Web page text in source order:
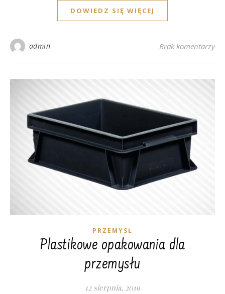
DOWIEDZ SIĘ WIĘCEJ
admin Brak komentarzy
PRZEMYSŁ
Plastikowe opakowania dla
przemysłu
12 sierpnia, 2019